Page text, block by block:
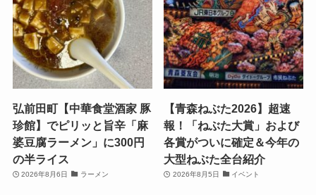
弘前田町【中華食堂酒家 豚
珍館】でピリッと旨辛「麻
婆豆腐ラーメン」に300円
の半ライス
2026年8月6日 ラーメン
【青森ねぶた2026】超速
報！「ねぶた大賞」および
各賞がついに確定＆今年の
大型ねぶた全台紹介
2026年8月5日 イベント